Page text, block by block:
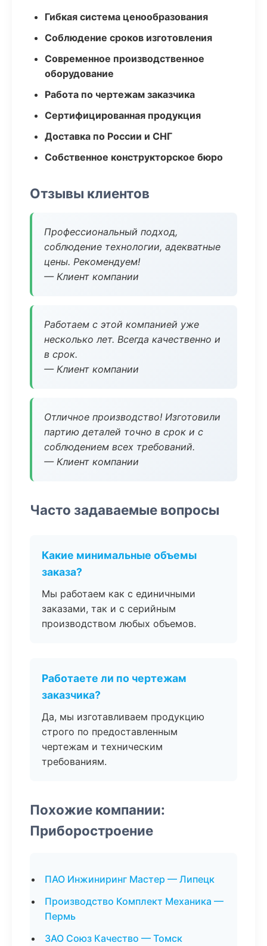
Гибкая система ценообразования
Соблюдение сроков изготовления
Современное производственное
оборудование
Работа по чертежам заказчика
Сертифицированная продукция
Доставка по России и СНГ
Собственное конструкторское бюро
Отзывы клиентов
Профессиональный подход,
соблюдение технологии, адекватные
цены. Рекомендуем!
— Клиент компании
Работаем с этой компанией уже
несколько лет. Всегда качественно и
в срок.
— Клиент компании
Отличное производство! Изготовили
партию деталей точно в срок и с
соблюдением всех требований.
— Клиент компании
Часто задаваемые вопросы
Какие минимальные объемы
заказа?
Мы работаем как с единичными
заказами, так и с серийным
производством любых объемов.
Работаете ли по чертежам
заказчика?
Да, мы изготавливаем продукцию
строго по предоставленным
чертежам и техническим
требованиям.
Похожие компании:
Приборостроение
ПАО Инжиниринг Мастер — Липецк
Производство Комплект Механика —
Пермь
ЗАО Союз Качество — Томск